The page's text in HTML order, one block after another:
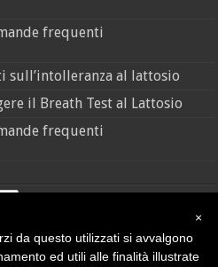
frequenti
sull’intolleranza al lattosio
il Breath Test al Lattosio
frequenti
×
da questo utilizzati si avvalgono
ed utili alle finalità illustrate